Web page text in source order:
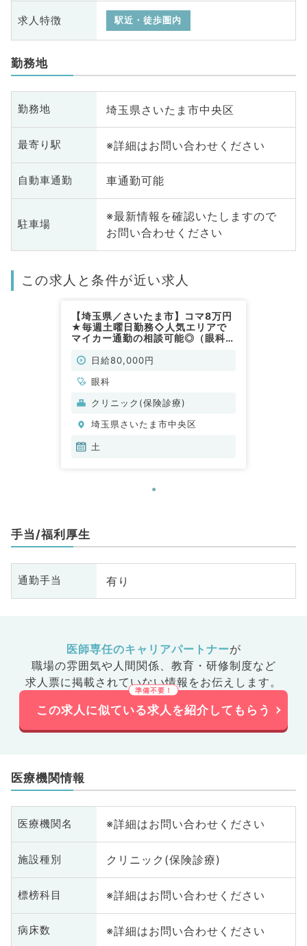
求人特徴 駅近・徒歩圏内
勤務地
勤務地 埼玉県さいたま市中央区
最寄り駅 ※詳細はお問い合わせください
自動車通勤 車通勤可能
駐車場
※最新情報を確認いたしますので
お問い合わせください
この求人と条件が近い求人
【埼玉県／さいたま市】コマ8万円
★毎週土曜日勤務◇人気エリアで
マイカー通勤の相談可能◎（眼科／
日給80,000円
眼科
クリニック(保険診療)
埼玉県さいたま市中央区
土
手当/福利厚生
通勤手当 有り
医師専任のキャリアパートナーが
職場の雰囲気や人間関係、 教育・研修制度など
求人票に掲載されていない情報をお伝えします。
この求人に似ている求人を紹介してもらう
医療機関情報
医療機関名 ※詳細はお問い合わせください
施設種別 クリニック(保険診療)
標榜科目 ※詳細はお問い合わせください
病床数 ※詳細はお問い合わせください